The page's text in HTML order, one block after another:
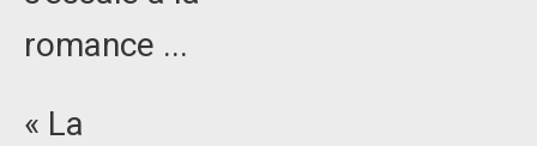
romance ...
« La